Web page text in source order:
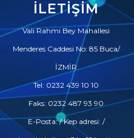
İLETIŞIM
Vali Rahmi Bey Mahallesi
Menderes Caddesi No: 85 Buca/
İZMİR
Tel: 0232 439 10 10
Faks: 0232 487 93 90
E-Posta: / Kep adresi: /